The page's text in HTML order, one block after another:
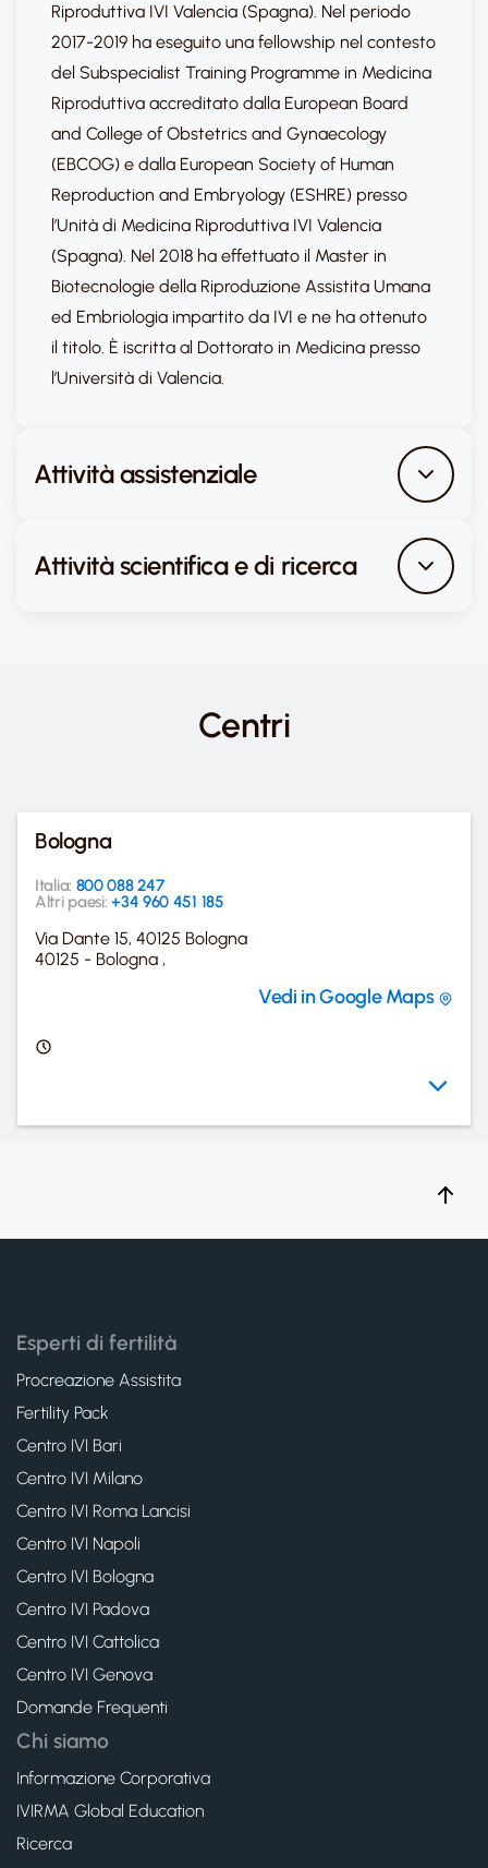
Riproduttiva IVI Valencia (Spagna). Nel periodo
2017-2019 ha eseguito una fellowship nel contesto
del Subspecialist Training Programme in Medicina
Riproduttiva accreditato dalla European Board
and College of Obstetrics and Gynaecology
(EBCOG) e dalla European Society of Human
Reproduction and Embryology (ESHRE) presso
l’Unità di Medicina Riproduttiva IVI Valencia
(Spagna). Nel 2018 ha effettuato il Master in
Biotecnologie della Riproduzione Assistita Umana
ed Embriologia impartito da IVI e ne ha ottenuto
il titolo. È iscritta al Dottorato in Medicina presso
l’Università di Valencia.
Attività assistenziale
Attività scientifica e di ricerca
Centri
Bologna
Italia: 800 088 247
Altri paesi:+34 960 451 185
Via Dante 15, 40125 Bologna
40125 - Bologna ,
Vedi in Google Maps
Esperti di fertilità
Procreazione Assistita
Fertility Pack
Centro IVI Bari
Centro IVI Milano
Centro IVI Roma Lancisi
Centro IVI Napoli
Centro IVI Bologna
Centro IVI Padova
Centro IVI Cattolica
Centro IVI Genova
Domande Frequenti
Chi siamo
Informazione Corporativa
IVIRMA Global Education
Ricerca